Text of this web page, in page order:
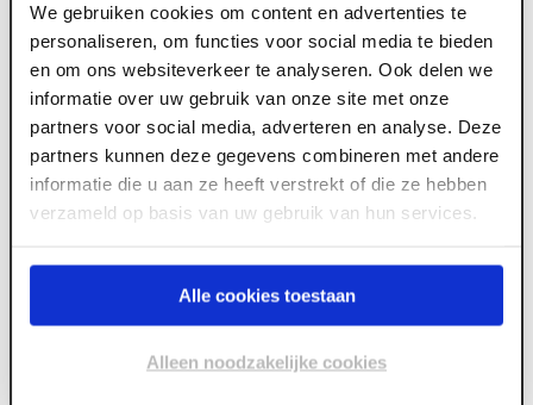
We gebruiken cookies om content en advertenties te
personaliseren, om functies voor social media te bieden
en om ons websiteverkeer te analyseren. Ook delen we
informatie over uw gebruik van onze site met onze
partners voor social media, adverteren en analyse. Deze
partners kunnen deze gegevens combineren met andere
informatie die u aan ze heeft verstrekt of die ze hebben
verzameld op basis van uw gebruik van hun services.
Alle cookies toestaan
Alleen noodzakelijke cookies
ART005077
Tacker Type C28 - 8 BAR - 32 - 65mm nagels
op band
Meld je aan of maak een account aan om toegang
te krijgen tot de prijzen.